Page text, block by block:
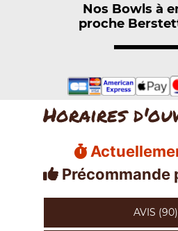
Nos Bowls à
proche
Horaires
Précommande
AVIS (90)